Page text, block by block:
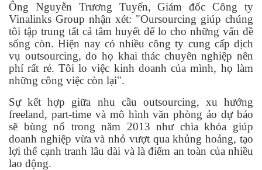
Ông Nguyễn Trương Tuyến, Giám đốc Công ty
Vinalinks Group nhận xét: "Oursourcing giúp chúng
tôi tập trung tất cả tâm huyết để lo cho những vấn đề
sống còn. Hiện nay có nhiều công ty cung cấp dịch
vụ outsourcing, do họ khai thác chuyên nghiệp nên
phí rất rẻ. Tôi lo việc kinh doanh của mình, họ làm
những công việc còn lại".
Sự kết hợp giữa nhu cầu outsourcing, xu hướng
freeland, part-time và mô hình văn phòng ảo dự báo
sẽ bùng nổ trong năm 2013 như chìa khóa giúp
doanh nghiệp vừa và nhỏ vượt qua khủng hoảng, tạo
lợi thế cạnh tranh lâu dài và là điểm an toàn của nhiều
lao động.